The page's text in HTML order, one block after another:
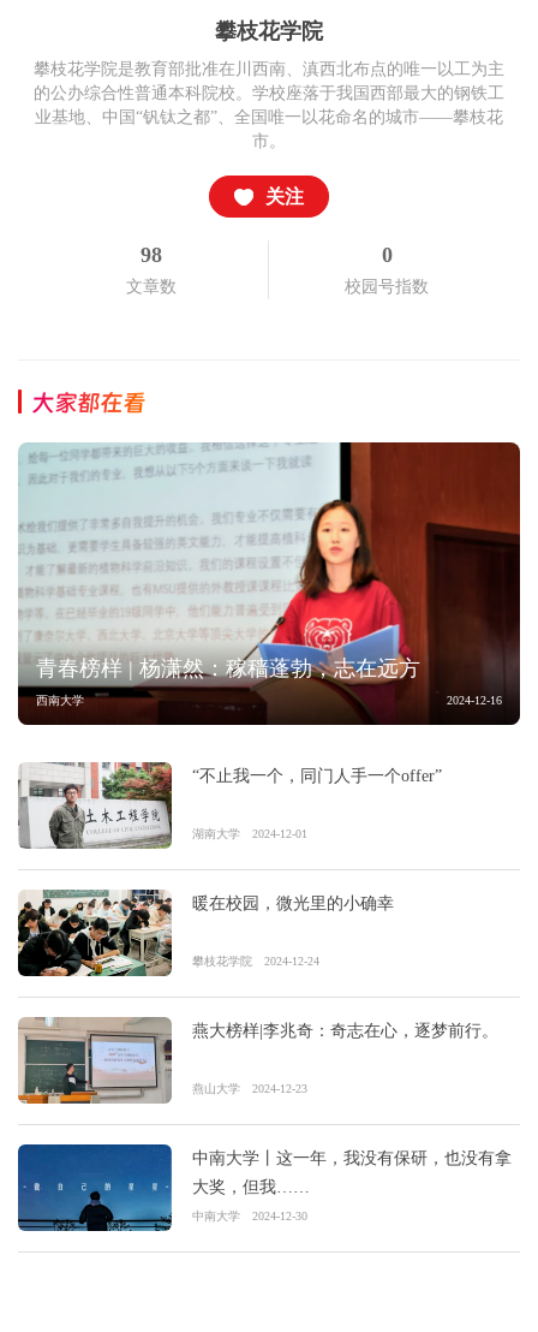
攀枝花学院
攀枝花学院是教育部批准在川西南、滇西北布点的唯一以工为主
的公办综合性普通本科院校。学校座落于我国西部最大的钢铁工
业基地、中国“钒钛之都”、全国唯一以花命名的城市——攀枝花
市。
关注
98
文章数
0
校园号指数
大家都在看
青春榜样 | 杨潇然：稼穑蓬勃，志在远方
西南大学 2024-12-16
“不止我一个，同门人手一个offer”
湖南大学 2024-12-01
暖在校园，微光里的小确幸
攀枝花学院 2024-12-24
燕大榜样|李兆奇：奇志在心，逐梦前行。
燕山大学 2024-12-23
中南大学丨这一年，我没有保研，也没有拿
大奖，但我……
中南大学 2024-12-30